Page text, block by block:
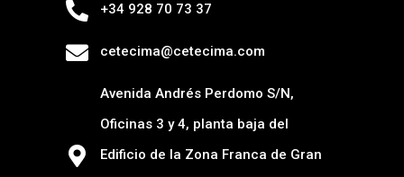
+34 928 70 73 37
cetecima@cetecima.com
Avenida Andrés Perdomo S/N,
Oficinas 3 y 4, planta baja del
Edificio de la Zona Franca de Gran